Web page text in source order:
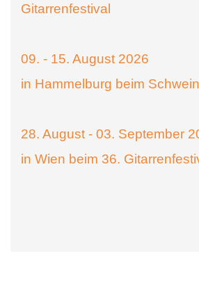
Gitarrenfestival
09. - 15. August 2026
in Hammelburg beim
28. August - 03. September
in Wien beim 36.